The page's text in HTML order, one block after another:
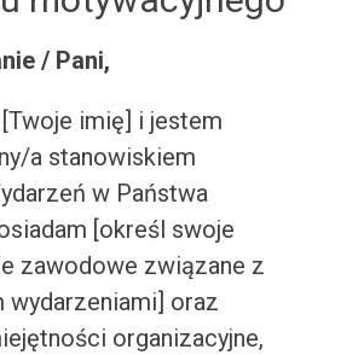
/ Pani,
imię] i jestem
a stanowiskiem
w Państwa
[określ swoje
zawodowe związane z
wydarzeniami] oraz
organizacyjne,